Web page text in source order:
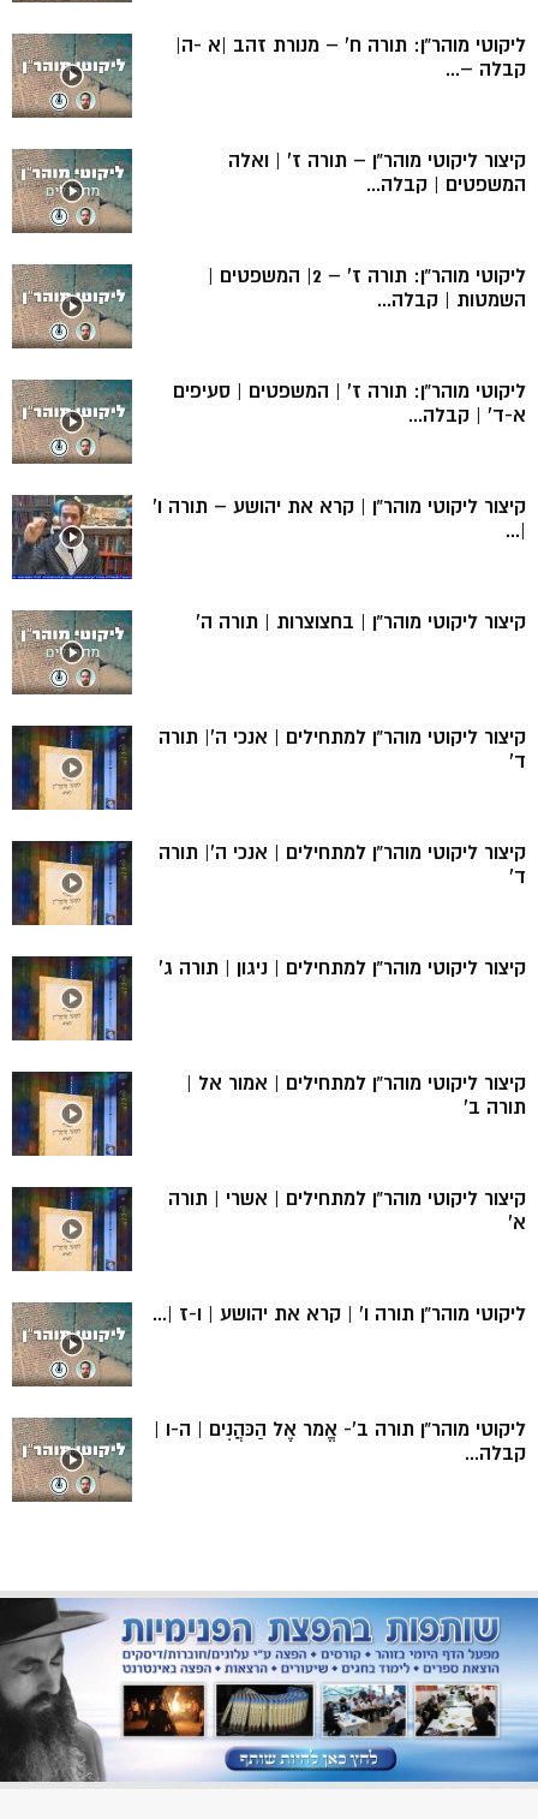
ליקוטי מוהר”ן: תורה ח’ – מנורת זהב |א -ה|
קבלה –...
קיצור ליקוטי מוהר”ן – תורה ז’ | ואלה
המשפטים | קבלה...
ליקוטי מוהר”ן: תורה ז’ – 2| המשפטים |
השמטות | קבלה...
ליקוטי מוהר”ן: תורה ז’ | המשפטים | סעיפים
א-ד’ | קבלה...
קיצור ליקוטי מוהר”ן | קרא את יהושע – תורה ו’
|...
קיצור ליקוטי מוהר”ן | בחצוצרות | תורה ה’
קיצור ליקוטי מוהר”ן למתחילים | אנכי ה’| תורה
ד’
קיצור ליקוטי מוהר”ן למתחילים | אנכי ה’| תורה
ד’
קיצור ליקוטי מוהר”ן למתחילים | ניגון | תורה ג’
קיצור ליקוטי מוהר”ן למתחילים | אמור אל |
תורה ב’
קיצור ליקוטי מוהר”ן למתחילים | אשרי | תורה
א’
ליקוטי מוהר”ן תורה ו’ | קרא את יהושע | ו-ז |...
ליקוטי מוהר”ן תורה ב’- אֱמר אֶל הַכּהֲנִים | ה-ו |
קבלה...